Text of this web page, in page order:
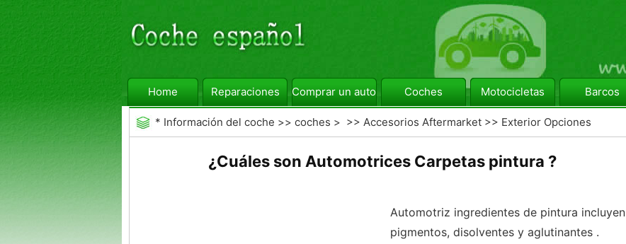
Home Reparaciones Comprar un automóvil Coches Motocicletas Barcos
* Información del coche >> coches > >> Accesorios Aftermarket>> Exterior Opciones
¿Cuáles son Automotrices Carpetas pintura ?
Automotriz ingredientes de pintura incluyen
pigmentos, disolventes y aglutinantes .